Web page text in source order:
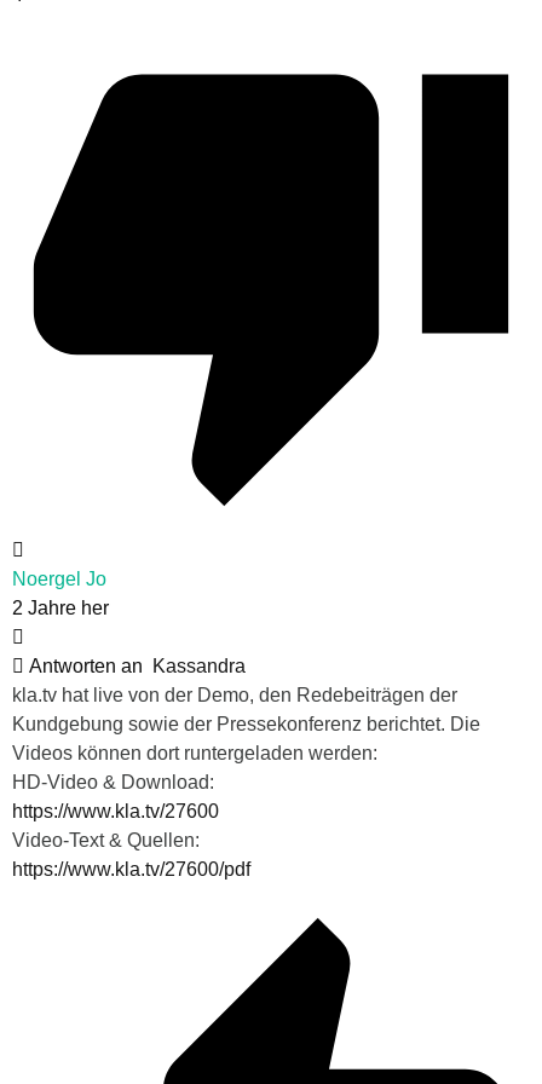
Noergel Jo
2 Jahre her
Antworten an
Kassandra
kla.tv hat live von der Demo, den Redebeiträgen der
Kundgebung sowie der Pressekonferenz berichtet. Die
Videos können dort runtergeladen werden:
HD-Video & Download:
https://www.kla.tv/27600
Video-Text & Quellen:
https://www.kla.tv/27600/pdf